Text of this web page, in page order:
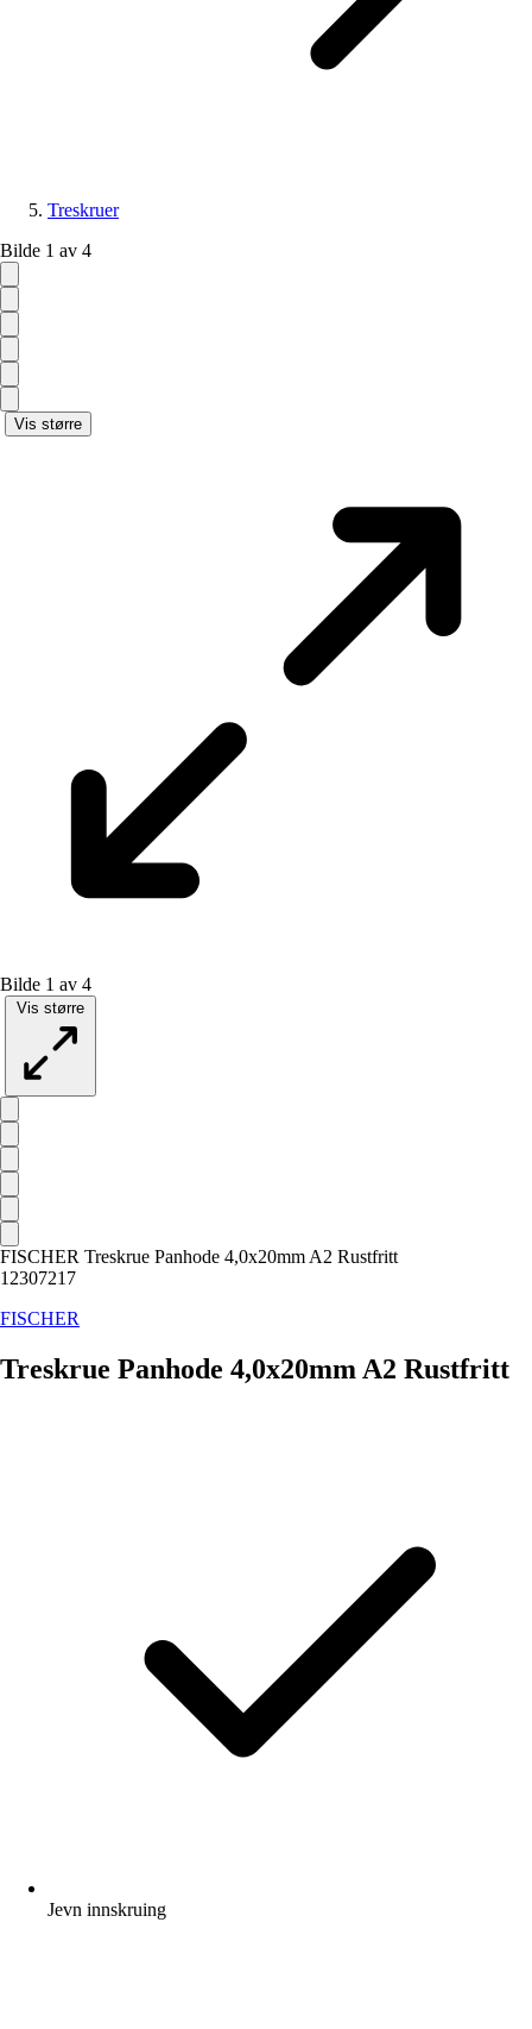
Treskruer
Bilde 1 av 4
Vis større
Bilde 1 av 4
Vis større
FISCHER Treskrue Panhode 4,0x20mm A2 Rustfritt
12307217
FISCHER
Treskrue Panhode 4,0x20mm A2 Rustfritt
Jevn innskruing